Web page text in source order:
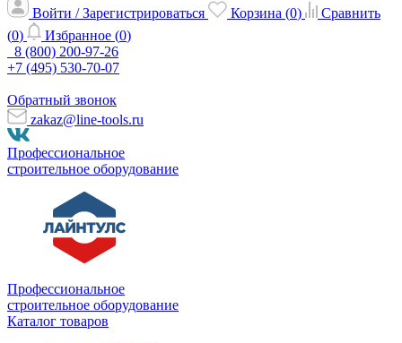
Войти / Зарегистрироваться Корзина (0)
Сравнить
(0) Избранное (0)
8 (800) 200-97-26
+7 (495) 530-70-07
Обратный звонок
zakaz@line-tools.ru
Профессиональное
строительное оборудование
Профессиональное
строительное оборудование
Каталог товаров